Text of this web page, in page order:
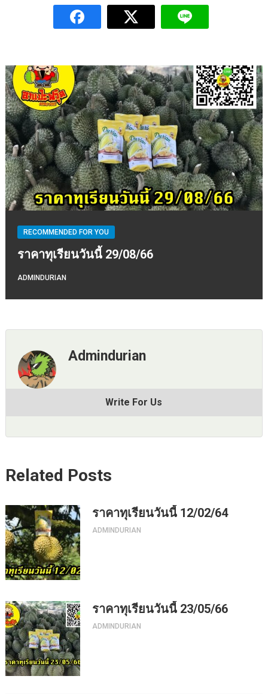
RECOMMENDED FOR YOU
ราคาทุเรียนวันนี้ 29/08/66
ADMINDURIAN
Admindurian
Write For Us
Related Posts
ราคาทุเรียนวันนี้ 12/02/64
ADMINDURIAN
ราคาทุเรียนวันนี้ 23/05/66
ADMINDURIAN